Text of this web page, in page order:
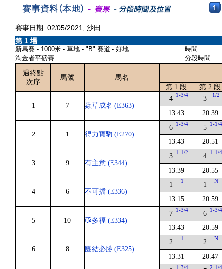
賽事日期: 02/05/2021, 沙田
第 1 場
新馬賽 - 1000米 - 草地 - "B" 賽道 - 好地
淘金者平磅賽
時間:
分段時間:
過終點
次序
馬號
馬名
第 1 段
第 2 段
1 7 蟲草成名 (E363)
4 1-3/4
13.43
3 1/2
20.39
2 1 得力寶駒 (E270)
6 1-3/4
13.43
5 1-1/4
20.51
3 9 有主意 (E344)
3 1-1/2
13.39
4 1-1/4
20.55
4 6 不可擋 (E336)
1 1
13.15
1 N
20.59
5 10 亟多福 (E334)
7 1-3/4
13.43
6 1-3/4
20.59
6 8 團結必勝 (E325)
2 1
13.31
2 N
20.47
1-3/4 2-1/4